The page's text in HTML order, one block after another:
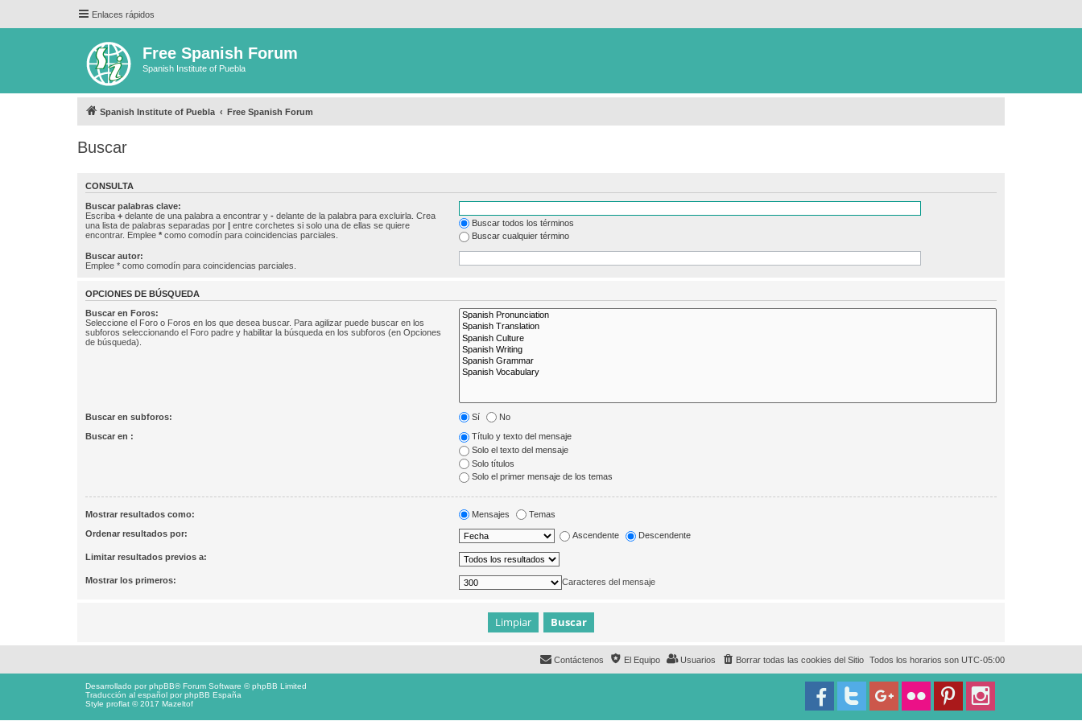
Enlaces rápidos
Free Spanish Forum
Spanish Institute of Puebla
Spanish Institute of Puebla Free Spanish Forum
Buscar
CONSULTA
Buscar palabras clave:
Escriba + delante de una palabra a encontrar y - delante de la palabra para excluirla. Crea
una lista de palabras separadas por | entre corchetes si solo una de ellas se quiere
encontrar. Emplee * como comodín para coincidencias parciales.
Buscar todos los términos
Buscar cualquier término
Buscar autor:
Emplee * como comodín para coincidencias parciales.
OPCIONES DE BÚSQUEDA
Buscar en Foros:
Seleccione el Foro o Foros en los que desea buscar. Para agilizar puede buscar en los
subforos seleccionando el Foro padre y habilitar la búsqueda en los subforos (en Opciones
de búsqueda).
Buscar en subforos: Sí No
Buscar en :
Título y texto del mensaje
Solo el texto del mensaje
Solo títulos
Solo el primer mensaje de los temas
Mostrar resultados como: Mensajes Temas
Ordenar resultados por: Ascendente Descendente
Limitar resultados previos a:
Mostrar los primeros: Caracteres del mensaje
Todos los horarios son UTC-05:00
Borrar todas las cookies del Sitio
Usuarios
El Equipo
Contáctenos
Desarrollado porphpBB® Forum Software © phpBB Limited
Traducción al español porphpBB España
Style proflat © 2017 Mazeltof